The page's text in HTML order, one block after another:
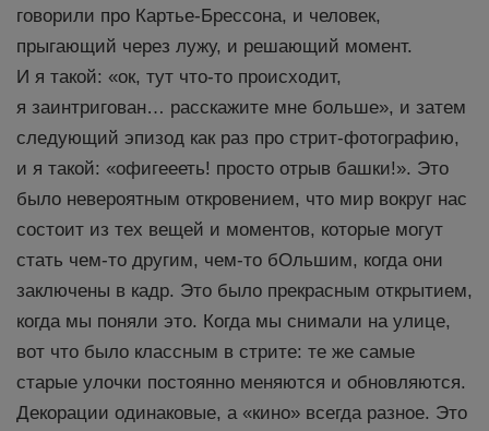
говорили про Картье-Брессона, и человек,
прыгающий через лужу, и решающий момент.
И я такой: «ок, тут что-то происходит,
я заинтригован… расскажите мне больше», и затем
следующий эпизод как раз про стрит-фотографию,
и я такой: «офигеееть! просто отрыв башки!». Это
было невероятным откровением, что мир вокруг нас
состоит из тех вещей и моментов, которые могут
стать чем-то другим, чем-то бОльшим, когда они
заключены в кадр. Это было прекрасным открытием,
когда мы поняли это. Когда мы снимали на улице,
вот что было классным в стрите: те же самые
старые улочки постоянно меняются и обновляются.
Декорации одинаковые, а «кино» всегда разное. Это